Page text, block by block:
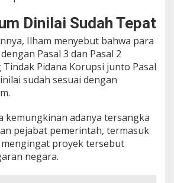
Dinilai Sudah Tepat
Ilham menyebut bahwa para
Pasal 3 dan Pasal 2
Pidana Korupsi junto Pasal
sudah sesuai dengan
kemungkinan adanya tersangka
pejabat pemerintah, termasuk
proyek tersebut
negara.